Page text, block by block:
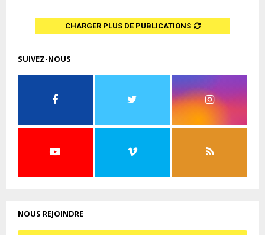
CHARGER PLUS DE PUBLICATIONS
SUIVEZ-NOUS
NOUS REJOINDRE